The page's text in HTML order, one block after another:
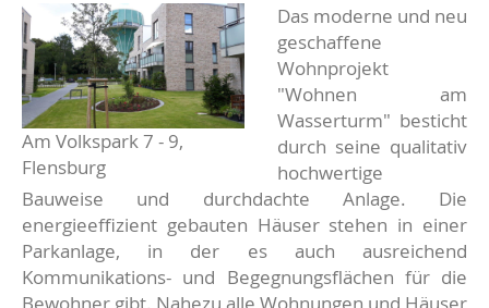
Am Volkspark 7 - 9,
Flensburg
Beschreibung
Das moderne und neu
geschaffene
Wohnprojekt
"Wohnen am
Wasserturm" besticht
durch seine qualitativ
hochwertige
Bauweise und durchdachte Anlage. Die
energieeffizient gebauten Häuser stehen in einer
Parkanlage, in der es auch ausreichend
Kommunikations- und Begegnungsflächen für die
Bewohner gibt. Nahezu alle Wohnungen und Häuser